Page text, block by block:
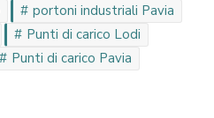
portoni industriali Pavia
Punti di carico Lodi
Punti di carico Pavia